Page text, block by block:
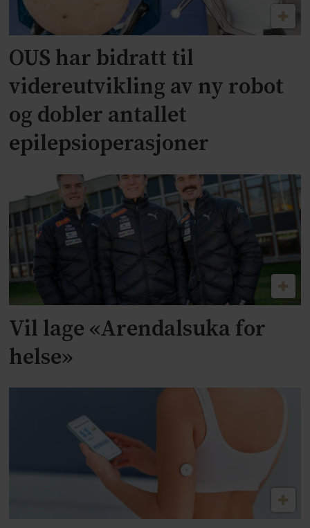
OUS har bidratt til
videreutvikling av ny robot
og dobler antallet
epilepsioperasjoner
Vil lage «Arendalsuka for
helse»